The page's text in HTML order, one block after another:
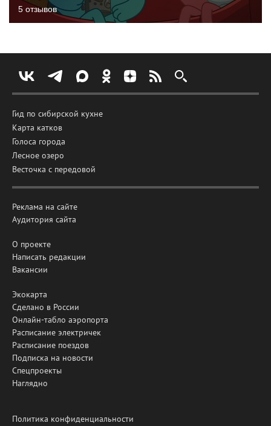
5 отзывов
Гид по сибирской кухне
Карта катков
Голоса города
Лесное озеро
Весточка с передовой
Реклама на сайте
Аудитория сайта
О проекте
Написать редакции
Вакансии
Экокарта
Сделано в России
Онлайн-табло аэропорта
Расписание электричек
Расписание поездов
Подписка на новости
Спецпроекты
Наглядно
Политика конфиденциальности